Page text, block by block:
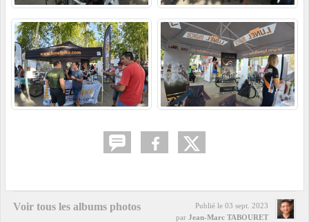
Voir tous les albums photos Publié le 03 sept. 2023
par Jean-Marc TABOURET